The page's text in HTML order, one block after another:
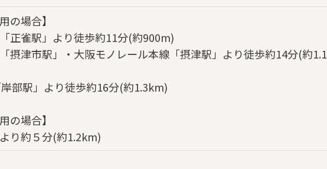
の場合】
正雀駅」より徒歩約11分(約900m)
摂津市駅」・大阪モノレール本線「摂津駅」より徒歩約14分(約1.1
岸部駅」より徒歩約16分(約1.3km)
の場合】
り約５分(約1.2km)